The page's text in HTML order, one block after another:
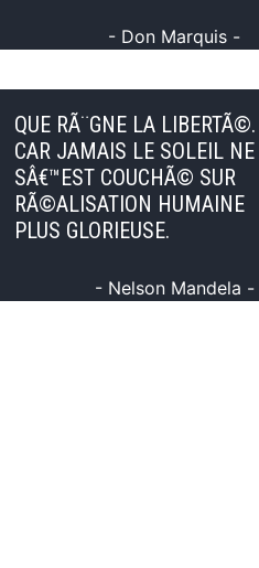
- Don Marquis -
QUE RÃ¨GNE LA LIBERTÃ©.
CAR JAMAIS LE SOLEIL NE
SÂ€™EST COUCHÃ© SUR
RÃ©ALISATION HUMAINE
PLUS GLORIEUSE.
- Nelson Mandela -